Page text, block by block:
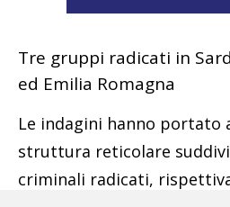
Tre gruppi radicati in
ed Emilia Romagna
Le indagini hanno portato
struttura reticolare
criminali radicati,